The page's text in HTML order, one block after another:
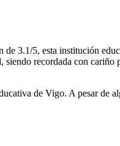
3.1/5, esta institución
recordada con cariño
de Vigo. A pesar de